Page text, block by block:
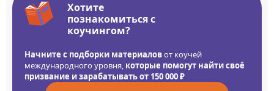
Хотите
познакомиться с
коучингом?
Начните с подборки материаловот коучей
международного уровня, которые помогут найти своё
призвание и зарабатывать от 150 000 ₽